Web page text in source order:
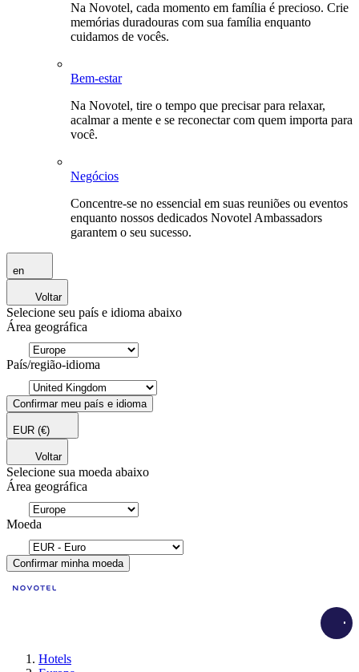
Na Novotel, cada momento em família é precioso. Crie
memórias duradouras com sua família enquanto
cuidamos de vocês.
Bem-estar
Na Novotel, tire o tempo que precisar para relaxar,
acalmar a mente e se reconectar com quem importa para
você.
Negócios
Concentre-se no essencial em suas reuniões ou eventos
enquanto nossos dedicados Novotel Ambassadors
garantem o seu sucesso.
en
Voltar
Selecione seu país e idioma abaixo
Área geográfica
País/região-idioma
Confirmar meu país e idioma
EUR (€)
Voltar
Selecione sua moeda abaixo
Área geográfica
Moeda
Confirmar minha moeda
Hotels